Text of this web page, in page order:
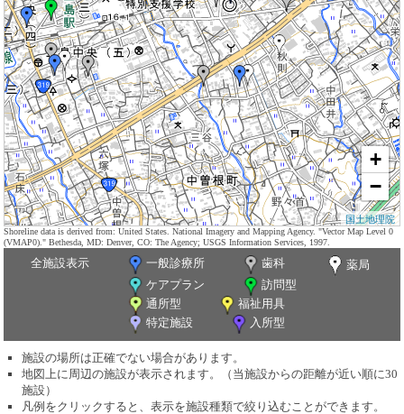
+
−
国土地理院
Shoreline data is derived from: United States. National Imagery and Mapping Agency. "Vector Map Level 0
(VMAP0)." Bethesda, MD: Denver, CO: The Agency; USGS Information Services, 1997.
全施設表示 一般診療所 歯科
薬局
ケアプラン
訪問型
通所型
福祉用具
特定施設
入所型
施設の場所は正確でない場合があります。
地図上に周辺の施設が表示されます。（当施設からの距離が近い順に30
施設）
凡例をクリックすると、表示を施設種類で絞り込むことができます。